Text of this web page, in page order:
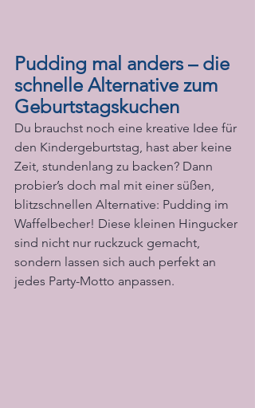
Pudding mal anders – die
schnelle Alternative zum
Geburtstagskuchen
Du brauchst noch eine kreative Idee für
den Kindergeburtstag, hast aber keine
Zeit, stundenlang zu backen? Dann
probier’s doch mal mit einer süßen,
blitzschnellen Alternative: Pudding im
Waffelbecher! Diese kleinen Hingucker
sind nicht nur ruckzuck gemacht,
sondern lassen sich auch perfekt an
jedes Party-Motto anpassen.